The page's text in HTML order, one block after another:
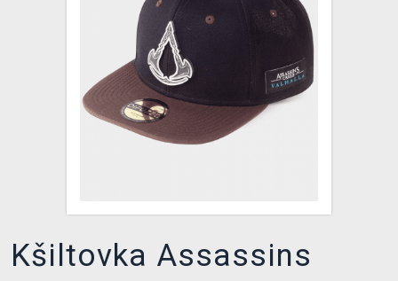
TCG & BOARDGAME HUB
VÝKUP HER (BAZAR)
Kšiltovka Assassins